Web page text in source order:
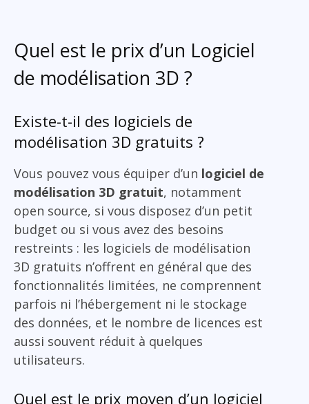
Quel est le prix d’un Logiciel
de modélisation 3D ?
Existe-t-il des logiciels de
modélisation 3D gratuits ?
Vous pouvez vous équiper d’un logiciel de
modélisation 3D gratuit, notamment
open source, si vous disposez d’un petit
budget ou si vous avez des besoins
restreints : les logiciels de modélisation
3D gratuits n’offrent en général que des
fonctionnalités limitées, ne comprennent
parfois ni l’hébergement ni le stockage
des données, et le nombre de licences est
aussi souvent réduit à quelques
utilisateurs.
Quel est le prix moyen d’un logiciel